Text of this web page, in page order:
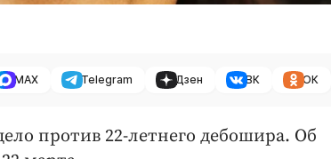
MAX Telegram Дзен ВК ОК
против 22-летнего дебошира. Об